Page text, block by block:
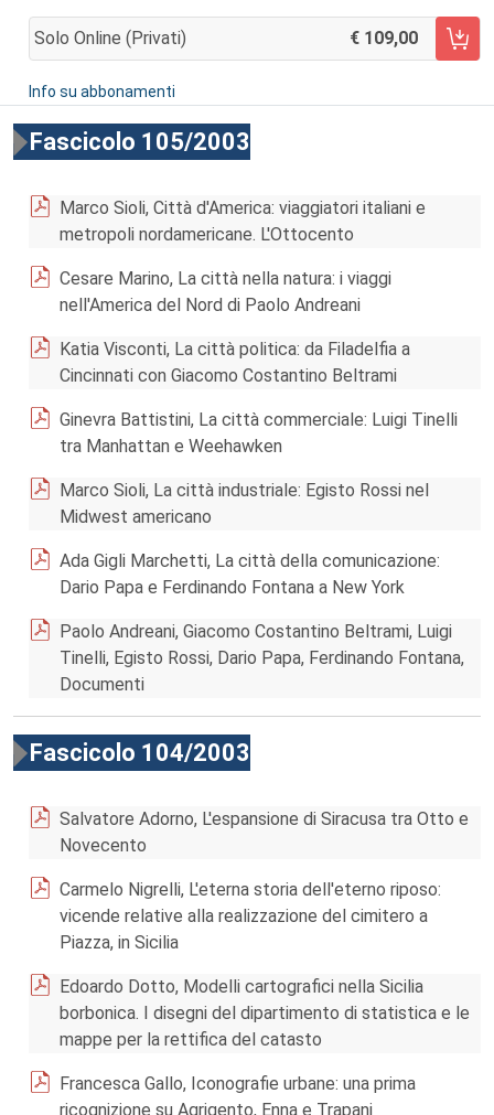
Solo Online (privati) 109,00
AGGIUNGI AL CARRELLO
Info su abbonamenti
Fascicolo 105/2003
Marco Sioli, Città d'America: viaggiatori italiani e
metropoli nordamericane. L'Ottocento
Cesare Marino, La città nella natura: i viaggi
nell'America del Nord di Paolo Andreani
Katia Visconti, La città politica: da Filadelfia a
Cincinnati con Giacomo Costantino Beltrami
Ginevra Battistini, La città commerciale: Luigi Tinelli
tra Manhattan e Weehawken
Marco Sioli, La città industriale: Egisto Rossi nel
Midwest americano
Ada Gigli Marchetti, La città della comunicazione:
Dario Papa e Ferdinando Fontana a New York
Paolo Andreani, Giacomo Costantino Beltrami, Luigi
Tinelli, Egisto Rossi, Dario Papa, Ferdinando Fontana,
Documenti
Fascicolo 104/2003
Salvatore Adorno, L'espansione di Siracusa tra Otto e
Novecento
Carmelo Nigrelli, L'eterna storia dell'eterno riposo:
vicende relative alla realizzazione del cimitero a
Piazza, in Sicilia
Edoardo Dotto, Modelli cartografici nella Sicilia
borbonica. I disegni del dipartimento di statistica e le
mappe per la rettifica del catasto
Francesca Gallo, Iconografie urbane: una prima
ricognizione su Agrigento, Enna e Trapani